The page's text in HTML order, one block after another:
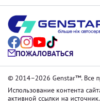
ПОЖАЛОВАТЬСЯ
© 2014–2026 Genstar™. Все
Использование контента
активной ссылки на источник.